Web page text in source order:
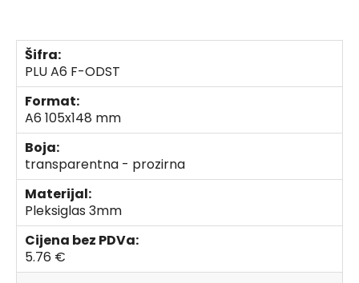
Šifra:
PLU A6 F-ODST
Format:
A6 105x148 mm
Boja:
transparentna - prozirna
Materijal:
Pleksiglas 3mm
Cijena bez PDVa:
5.76 €